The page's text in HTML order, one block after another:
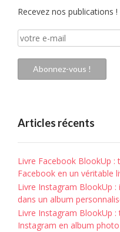
Recevez nos publications !
votre
e-
mail
Abonnez-vous !
Articles récents
Livre Facebook BlookUp
Facebook en un véritable
Livre Instagram BlookUp
dans un album
Livre Instagram BlookUp
Instagram en album